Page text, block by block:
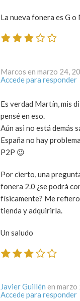
La nueva fonera es G o
Accede para responder
Es verdad Martín, mis
pensé en eso.
Aún asi no está demás
España no hay
P2P 😉
Por cierto, una
fonera 2.0 ¿se podrá
físicamente? Me refiero
tienda y adquirirla.
Un saludo
Javier Guillén
Accede para responder